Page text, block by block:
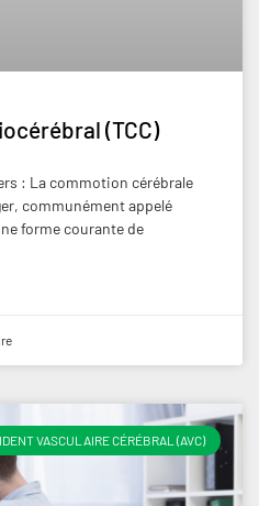
(TCC)
: La commotion cérébrale
communément appelé
forme courante de
VASCULAIRE CÉRÉBRAL (AVC)